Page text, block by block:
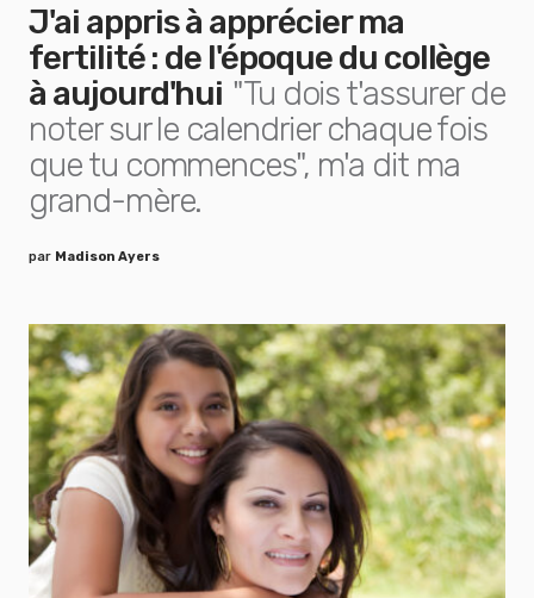
J'ai appris à apprécier ma
fertilité : de l'époque du collège
à aujourd'hui "Tu dois t'assurer de
noter sur le calendrier chaque fois
que tu commences", m'a dit ma
grand-mère.
par Madison Ayers